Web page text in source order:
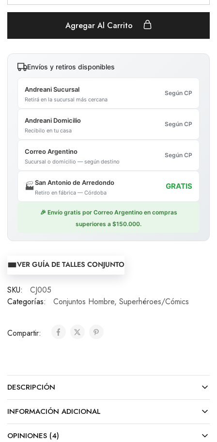
Agregar Al Carrito
Envíos y retiros disponibles
Andreani Sucursal
Retirá en la sucursal más cercana
Según CP
Andreani Domicilio
Recibilo en tu casa
Según CP
Correo Argentino
Sucursal o domicilio — según destino
Según CP
🏭San Antonio de Arredondo
Retiro en fábrica — Córdoba
GRATIS
🎉 Envío gratis por Correo Argentino en compras
superiores a $150.000.
VER GUÍA DE TALLES CONJUNTO
SKU:
CJ005
Categorías:
Conjuntos Hombre, Superhéroes/Cómics
Compartir:
DESCRIPCIÓN
INFORMACIÓN ADICIONAL
OPINIONES (4)